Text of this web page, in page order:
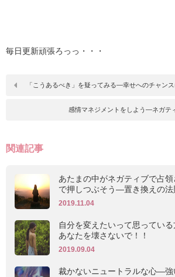
毎日更新頑張ろっっ・・・
「こうあるべき」を疑ってみる―幸せへのチャン
感情マネジメントをしよう―ネガテ
関連記事
あたまの中がネガティブで占
で押しつぶそう―置き換えの法
2019.11.04
自分を変えたいって思ってい
あなたを壊さないで！！
2019.09.04
裁かないニュートラルな心―強